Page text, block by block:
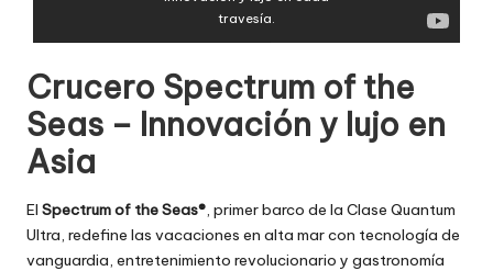
travesía.
Crucero Spectrum of the
Seas – Innovación y lujo en
Asia
El Spectrum of the Seas®, primer barco de la Clase Quantum
Ultra, redefine las vacaciones en alta mar con tecnología de
vanguardia, entretenimiento revolucionario y gastronomía